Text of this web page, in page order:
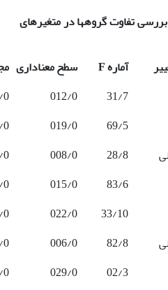
بررسی تفاوت گروه‏ها در متغیرهای
آمارهF سطح معناداری
31/7
012/0
69/5
019/0
28/8
008/0
83/6
015/0
33/10
022/0
82/8
006/0
02/3
029/0